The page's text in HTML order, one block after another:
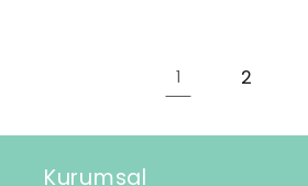
1 2
Kurumsal